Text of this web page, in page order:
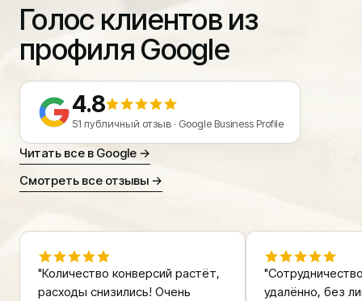
Голос клиентов из
профиля Google
4.8
51 публичный отзыв · Google Business Profile
Читать все в Google →
Смотреть все отзывы →
"Количество конверсий растёт,
расходы снизились! Очень
удалённо, без